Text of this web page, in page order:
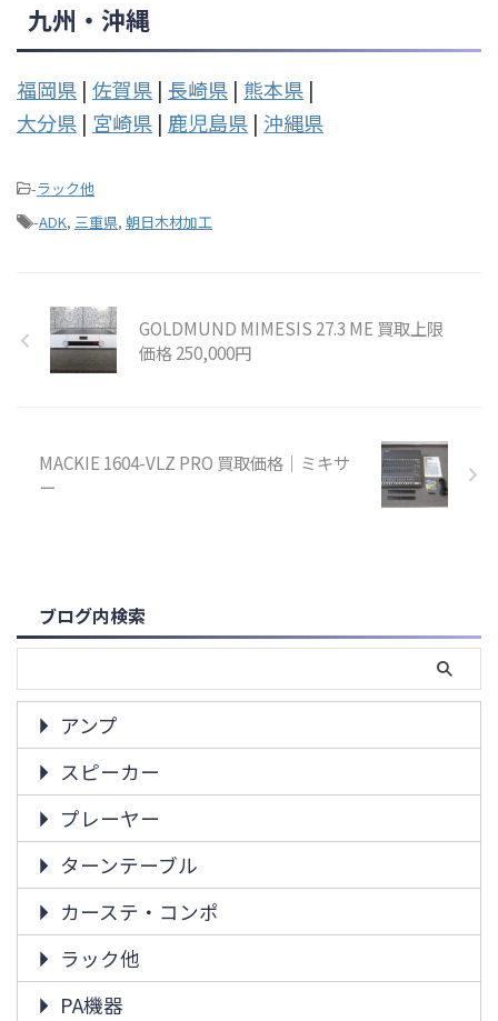
九州・沖縄
福岡県 | 佐賀県 | 長崎県 | 熊本県 |
大分県 | 宮崎県 | 鹿児島県 | 沖縄県
-ラック他
-ADK, 三重県, 朝日木材加工
GOLDMUND MIMESIS 27.3 ME 買取上限
価格 250,000円
MACKIE 1604-VLZ PRO 買取価格｜ミキサ
ー
ブログ内検索
アンプ
スピーカー
プレーヤー
ターンテーブル
カーステ・コンポ
ラック他
PA機器